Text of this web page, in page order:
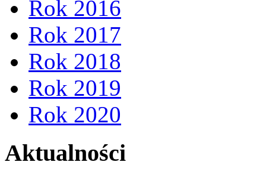
Rok 2016
Rok 2017
Rok 2018
Rok 2019
Rok 2020
Aktualności